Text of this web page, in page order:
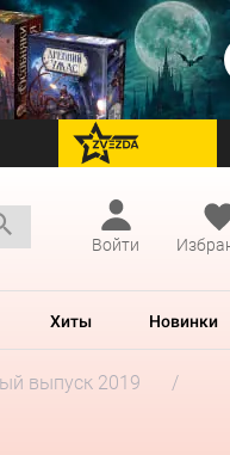
перейти на Zvezda
Войти
Хиты Новинки
выпуск 2019